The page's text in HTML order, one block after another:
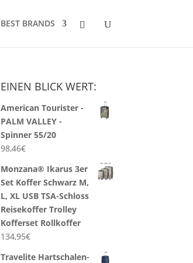
BEST BRANDS
EINEN BLICK WERT:
American Tourister -
PALM VALLEY -
Spinner 55/20
98,46€
Monzana® Ikarus 3er
Set Koffer Schwarz M,
L, XL USB TSA-Schloss
Reisekoffer Trolley
Kofferset Rollkoffer
134,95€
Travelite Hartschalen-